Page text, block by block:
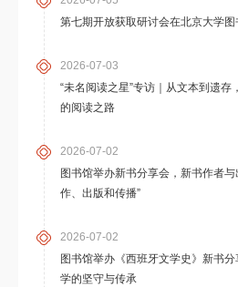
第七期开放获取研讨会在北京大学图
2026-07-03
“未名阅读之星”专访｜从文本到遗
的阅读之路
2026-07-02
图书馆举办新书分享会，新书作者
作、出版和传播”
2026-07-02
图书馆举办《西班牙文学史》新书
学的坚守与传承